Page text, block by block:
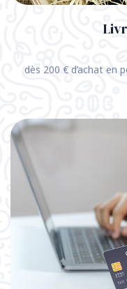
dès 200 € d’achat en